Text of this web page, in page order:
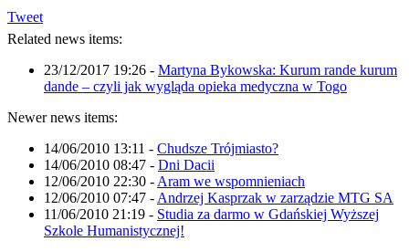
Tweet
Related news items:
23/12/2017 19:26 - Martyna Bykowska: Kurum rande kurum
dande – czyli jak wygląda opieka medyczna w Togo
Newer news items:
14/06/2010 13:11 - Chudsze Trójmiasto?
14/06/2010 08:47 - Dni Dacii
12/06/2010 22:30 - Aram we wspomnieniach
12/06/2010 07:47 - Andrzej Kasprzak w zarządzie MTG SA
11/06/2010 21:19 - Studia za darmo w Gdańskiej Wyższej
Szkole Humanistycznej!